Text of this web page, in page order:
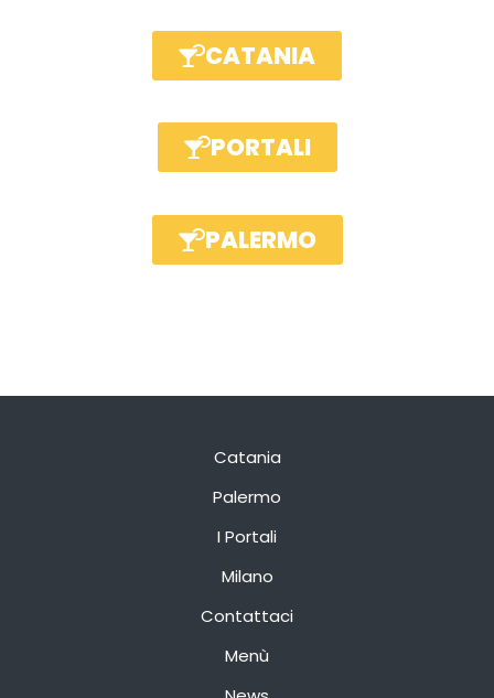
CATANIA
PORTALI
PALERMO
Catania
Palermo
I Portali
Milano
Contattaci
Menù